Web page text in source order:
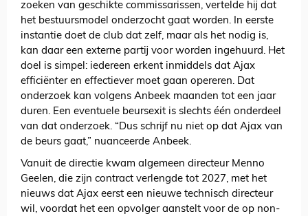
zoeken van geschikte commissarissen, vertelde hij dat
het bestuursmodel onderzocht gaat worden. In eerste
instantie doet de club dat zelf, maar als het nodig is,
kan daar een externe partij voor worden ingehuurd. Het
doel is simpel: iedereen erkent inmiddels dat Ajax
efficiënter en effectiever moet gaan opereren. Dat
onderzoek kan volgens Anbeek maanden tot een jaar
duren. Een eventuele beursexit is slechts één onderdeel
van dat onderzoek. “Dus schrijf nu niet op dat Ajax van
de beurs gaat,” nuanceerde Anbeek.
Vanuit de directie kwam algemeen directeur Menno
Geelen, die zijn contract verlengde tot 2027, met het
nieuws dat Ajax eerst een nieuwe technisch directeur
wil, voordat het een opvolger aanstelt voor de op non-